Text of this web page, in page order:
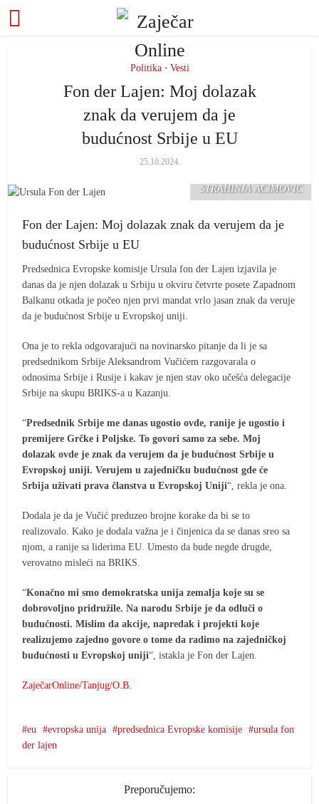
Politika • Vesti
Fon der Lajen: Moj dolazak
znak da verujem da je
budućnost Srbije u EU
25.10.2024.
STRAHINJA AĆIMOVIĆ
Fon der Lajen: Moj dolazak znak da verujem da je
budućnost Srbije u EU
Predsednica Evropske komisije Ursula fon der Lajen izjavila je
danas da je njen dolazak u Srbiju u okviru četvrte posete Zapadnom
Balkanu otkada je počeo njen prvi mandat vrlo jasan znak da veruje
da je budućnost Srbije u Evropskoj uniji.
Ona je to rekla odgovarajući na novinarsko pitanje da li je sa
predsednikom Srbije Aleksandrom Vučićem razgovarala o
odnosima Srbije i Rusije i kakav je njen stav oko učešća delegacije
Srbije na skupu BRIKS-a u Kazanju.
“Predsednik Srbije me danas ugostio ovde, ranije je ugostio i
premijere Grčke i Poljske. To govori samo za sebe. Moj
dolazak ovde je znak da verujem da je budućnost Srbije u
Evropskoj uniji. Verujem u zajedničku budućnost gde će
Srbija uživati prava članstva u Evropskoj Uniji“, rekla je ona.
Dodala je da je Vučić preduzeo brojne korake da bi se to
realizovalo. Kako je dodala važna je i činjenica da se danas sreo sa
njom, a ranije sa liderima EU. Umesto da bude negde drugde,
verovatno misleći na BRIKS.
“Konačno mi smo demokratska unija zemalja koje su se
dobrovoljno pridružile. Na narodu Srbije je da odluči o
budućnosti. Mislim da akcije, napredak i projekti koje
realizujemo zajedno govore o tome da radimo na zajedničkoj
budućnosti u Evropskoj uniji“, istakla je Fon der Lajen.
ZaječarOnline/Tanjug/O.B.
eu evropska unija predsednica Evropske komisije
ursula fon
der lajen
Preporučujemo: